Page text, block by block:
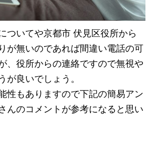
ついてや京都市 伏見区役所から
が無いのであれば間違い電話の可
、役所からの連絡ですので無視や
が良いでしょう。
性もありますので下記の簡易アン
んのコメントが参考になると思い